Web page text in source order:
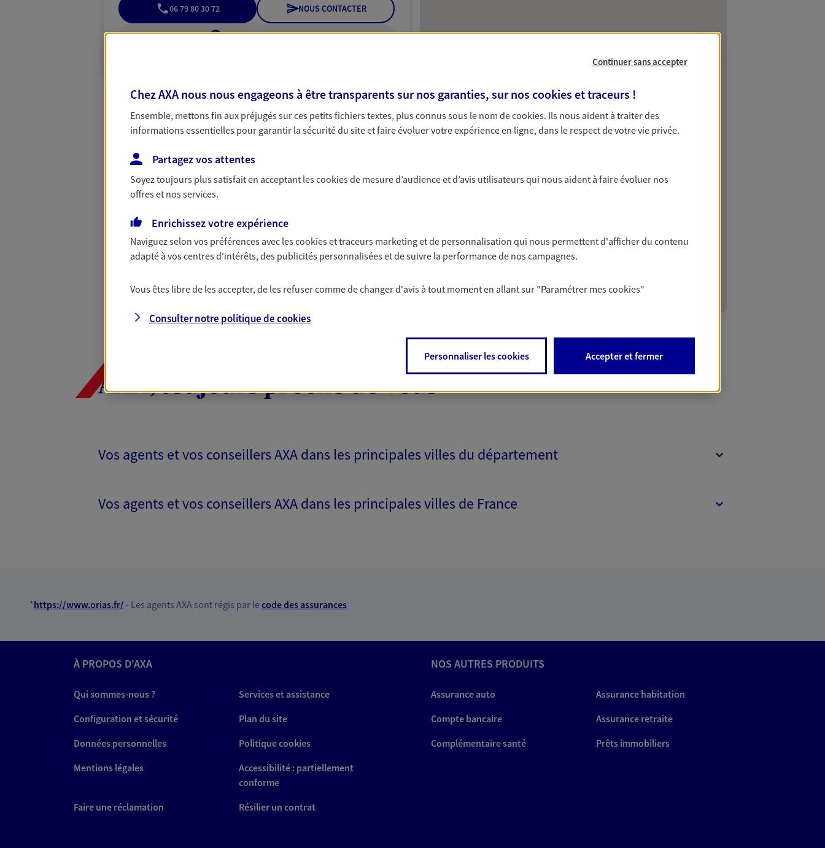
06 79 80 30 72 NOUS CONTACTER
VOIR NOTRE SITE WEB
AXA, toujours proche de vous
Vos agents et vos conseillers AXA dans les principales villes du département
Vos agents et vos conseillers AXA dans les principales villes de France
*https://www.orias.fr/ - Les agents AXA sont régis par lecode des assurances
À PROPOS D'AXA
Qui sommes-nous ?
Services et assistance
Configuration et sécurité
Plan du site
Données personnelles
Politique cookies
Mentions légales
Accessibilité : partiellement
conforme
Faire une réclamation
Résilier un contrat
NOS AUTRES PRODUITS
Assurance auto
Assurance habitation
Compte bancaire
Assurance retraite
Complémentaire santé
Prêts immobiliers
Continuer sans accepter
Chez AXA nous nous engageons à être transparents sur nos garanties, sur nos cookies et traceurs !
Ensemble, mettons fin aux préjugés sur ces petits fichiers textes, plus connus sous le nom decookies. Ils nous aident à traiter des
informations essentielles pour garantir la sécurité du site et faire évoluer votre expérience en ligne, dans le respect de votre vie privée.
Partagez vos attentes
Soyez toujours plus satisfait en acceptant lescookiesde mesure d’audience et d’avis utilisateurs qui nous aident à faire évoluer nos
offres et nos services.
Enrichissez votre expérience
Naviguez selon vos préférences avec lescookies et traceurs marketing et de personnalisation qui nous permettent d'afficher du contenu
adapté à vos centres d'intérêts, des publicités personnalisées et de suivre la performance de nos campagnes.
Vous êtes libre de les accepter, de les refuser comme de changer d'avis à tout moment en allant sur "Paramétrer mescookies"
Consulter notre politique decookies
Personnaliser les cookies Accepter et fermer